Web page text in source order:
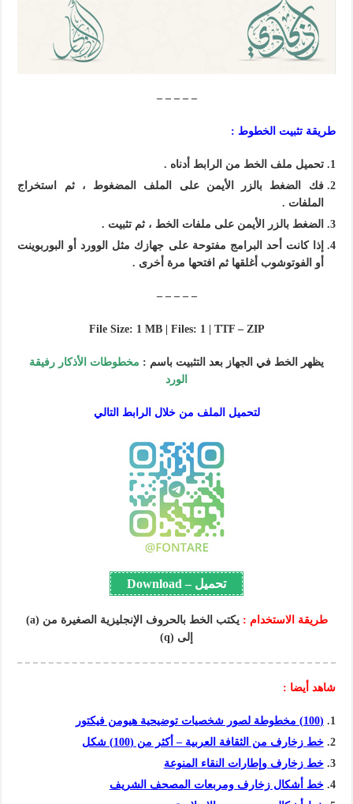
– – – – –
طريقة تثبيت الخطوط :
تحميل ملف الخط من الرابط أدناه .
فك الضغط بالزر الأيمن على الملف المضغوط ، ثم استخراج
الملفات .
الضغط بالزر الأيمن على ملفات الخط ، ثم تثبيت .
إذا كانت أحد البرامج مفتوحة على جهازك مثل الوورد أو البوربوينت
أو الفوتوشوب أغلقها ثم افتحها مرة أخرى .
– – – – –
File Size: 1 MB | Files: 1 | TTF – ZIP
يظهر الخط في الجهاز بعد التثبيت باسم : مخطوطات الأذكار رفيقة
الورد
لتحميل الملف من خلال الرابط التالي
تحميل – Download
طريقة الاستخدام :
يكتب الخط بالحروف الإنجليزية الصغيرة من (a)
إلى (q)
شاهد أيضا :
(100) مخطوطة لصور شخصيات توضيحية هيومن فيكتور
خط زخارف من الثقافة العربية – أكثر من (100) شكل
خط زخارف وإطارات النقاء المنوعة
خط أشكال زخارف ومربعات المصحف الشريف